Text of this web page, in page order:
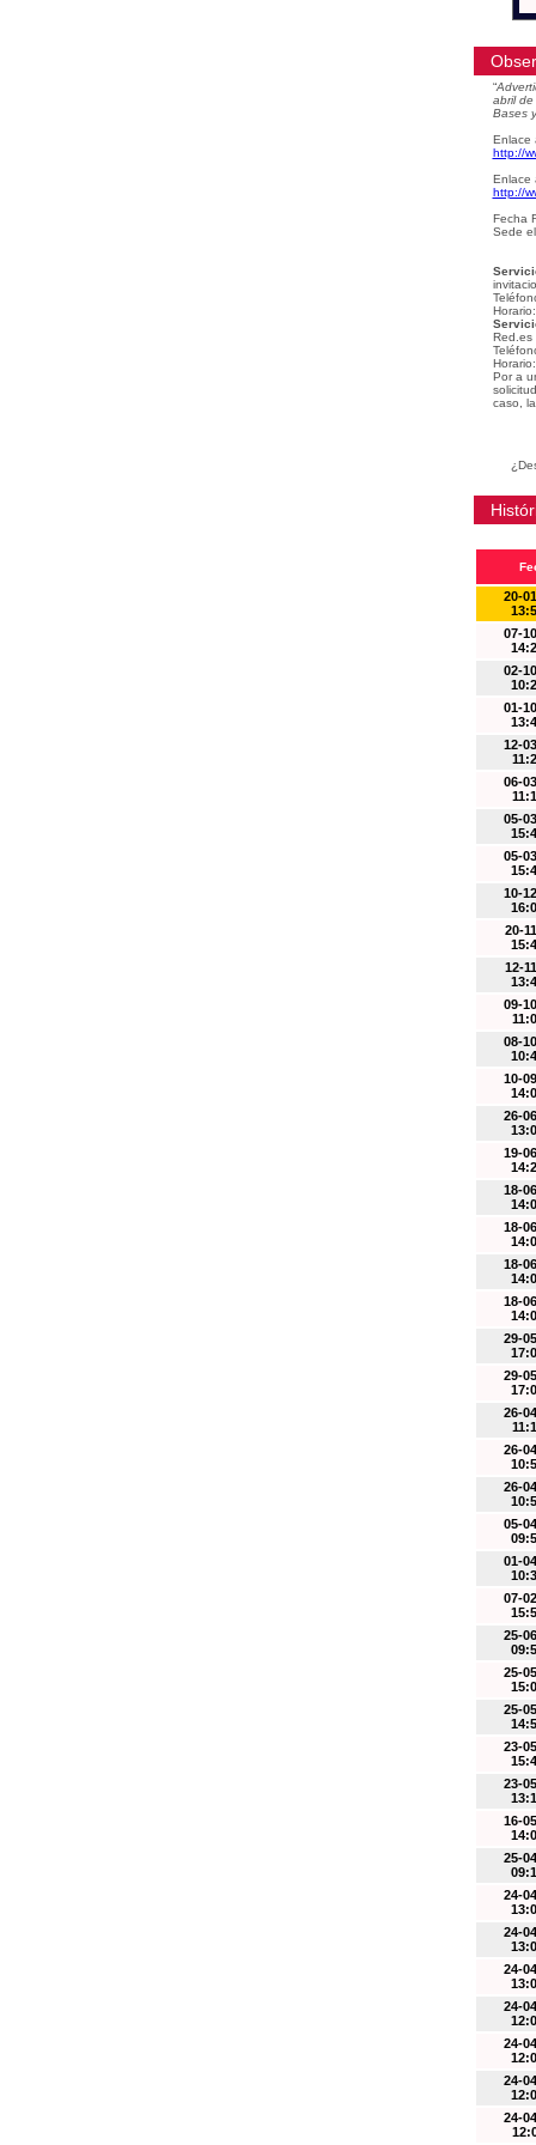
“
abril
Bases
Enlace
http://
Enlace
http://
Fecha
Sede
Red.es
Por a
caso,
20-
07-
02-
01-
12-
06-
05-
05-
10-
20-
12-
09-
08-
10-
26-
19-
18-
18-
18-
18-
29-
29-
26-
26-
26-
05-
01-
07-
25-
25-
25-
23-
23-
16-
25-
24-
24-
24-
24-
24-
24-
24-